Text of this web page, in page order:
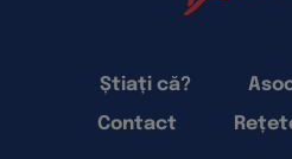
Știați că?
Contact